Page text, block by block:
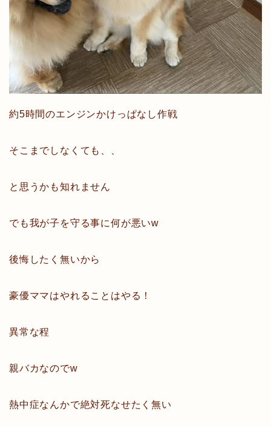
約5時間のエンジンかけっぱなし作戦
そこまでしなくても、、
と思うかも知れません
でも我が子を守る事に何が悪いw
後悔したく無いから
豪優ママはやれることはやる！
異常な程
親バカなのでw
熱中症なんかで絶対死なせたく無い